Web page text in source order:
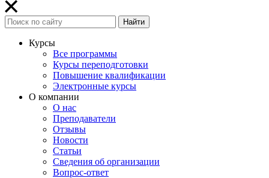
Найти
Курсы
Все программы
Курсы переподготовки
Повышение квалификации
Электронные курсы
О компании
О нас
Преподаватели
Отзывы
Новости
Статьи
Сведения об организации
Вопрос-ответ